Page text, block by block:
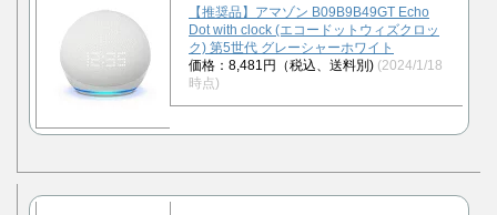
【推奨品】アマゾン B09B9B49GT Echo
Dot with clock (エコードットウィズクロッ
ク) 第5世代 グレーシャーホワイト
価格：8,481円（税込、送料別) (2024/1/18
時点)